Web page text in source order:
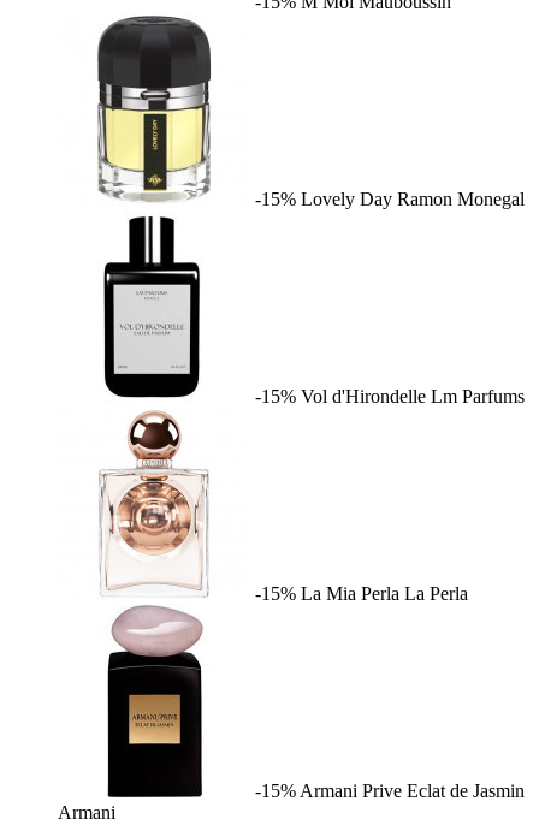
-15% Lovely Day Ramon Monegal
-15% Vol d'Hirondelle Lm Parfums
-15% La Mia Perla La Perla
-15% Armani Prive Eclat de Jasmin
Armani